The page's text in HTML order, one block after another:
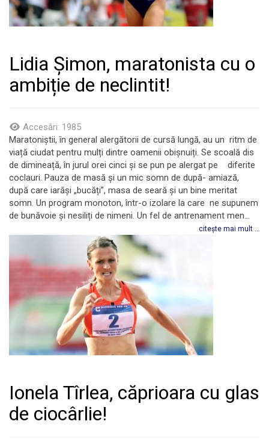
Lidia Șimon, maratonista cu o
ambiție de neclintit!
Accesări: 1985
Maratoniștii, în general alergătorii de cursă lungă, au un ritm de
viață ciudat pentru mulți dintre oamenii obișnuiți. Se scoală dis
de dimineață, în jurul orei cinci și se pun pe alergat pe diferite
coclauri. Pauza de masă și un mic somn de după- amiază,
după care iarăși „bucăți”, masa de seară și un bine meritat
somn. Un program monoton, într-o izolare la care ne supunem
de bunăvoie și nesiliți de nimeni. Un fel de antrenament men...
citește mai mult ...
Ionela Tîrlea, căprioara cu glas
de ciocârlie!